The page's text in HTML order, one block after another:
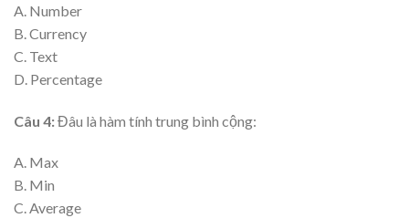
A. Number
B. Currency
C. Text
D. Percentage
Câu 4:Đâu là hàm tính trung bình cộng:
A. Max
B. Min
C. Average